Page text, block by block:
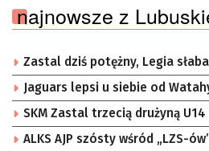
najnowsze z
Zastal dziś potężny, Legia
Jaguars lepsi u siebie od
SKM Zastal trzecią drużyną U14
ALKS AJP szósty wśród „LZS-